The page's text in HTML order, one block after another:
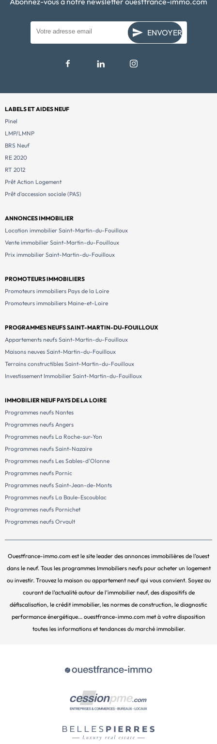
ENVOYER
LABELS ET AIDES NEUF
Pinel
LMP/LMNP
BRS Neuf
RE 2020
RT 2012
Prêt Action Logement
Prêt d'accession sociale (PAS)
ANNONCES IMMOBILIER
Location immobilier Saint-Martin-du-Fouilloux
Vente immobilier Saint-Martin-du-Fouilloux
Prix immobilier Saint-Martin-du-Fouilloux
PROMOTEURS IMMOBILIERS
Promoteurs immobiliers Pays de la Loire
Promoteurs immobiliers Maine-et-Loire
PROGRAMMES NEUFS SAINT-MARTIN-DU-FOUILLOUX
Appartements neufs Saint-Martin-du-Fouilloux
Maisons neuves Saint-Martin-du-Fouilloux
Terrains constructibles Saint-Martin-du-Fouilloux
Investissement Immobilier Saint-Martin-du-Fouilloux
IMMOBILIER NEUF PAYS DE LA LOIRE
Programmes neufs Nantes
Programmes neufs Angers
Programmes neufs La Roche-sur-Yon
Programmes neufs Saint-Nazaire
Programmes neufs Les Sables-d'Olonne
Programmes neufs Pornic
Programmes neufs Saint-Jean-de-Monts
Programmes neufs La Baule-Escoublac
Programmes neufs Pornichet
Programmes neufs Orvault
Ouestfrance-immo.com est le site leader des annonces immobilières de l’ouest
dans le neuf. Tous les programmes Immobiliers neufs pour acheter un logement
ou investir. Trouvez la maison ou appartement neuf qui vous convient. Soyez au
courant de l’actualité autour de l’immobilier neuf, des dispositifs de
défiscalisation, le crédit immobilier, les normes de construction, le diagnostic
performance énergétique... ouestfrance-immo.com met à votre disposition
toutes les informations et tendances du marché immobilier.